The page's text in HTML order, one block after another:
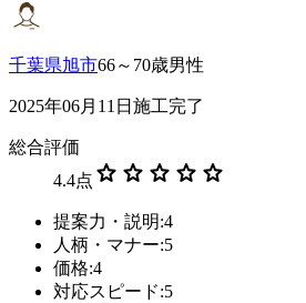
千葉県旭市66～70歳男性
2025年06月11日施工完了
総合評価
4.4点 star star star star star
提案力・説明:4
人柄・マナー:5
価格:4
対応スピード:5